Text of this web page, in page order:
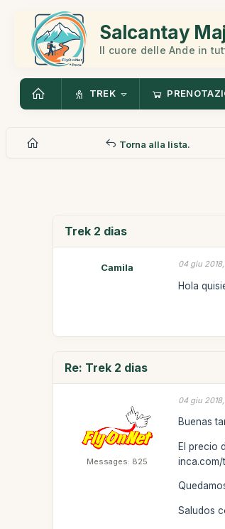
Salcantay
Il cuore delle Ande in
TREK
Torna alla lista.
Trek 2 dias
Camila 04 giu
Hola
Re: Trek 2 dias
Messages: 825
04 giu
Buenas
El precio
inca.com/
Saludos